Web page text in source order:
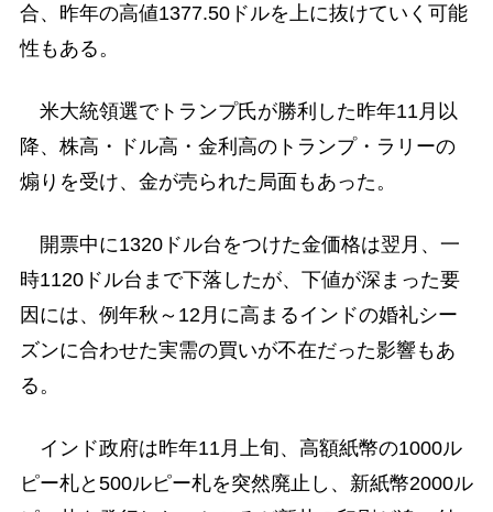
合、昨年の高値1377.50ドルを上に抜けていく可能
性もある。
米大統領選でトランプ氏が勝利した昨年11月以
降、株高・ドル高・金利高のトランプ・ラリーの
煽りを受け、金が売られた局面もあった。
開票中に1320ドル台をつけた金価格は翌月、一
時1120ドル台まで下落したが、下値が深まった要
因には、例年秋～12月に高まるインドの婚礼シー
ズンに合わせた実需の買いが不在だった影響もあ
る。
インド政府は昨年11月上旬、高額紙幣の1000ル
ピー札と500ルピー札を突然廃止し、新紙幣2000ル